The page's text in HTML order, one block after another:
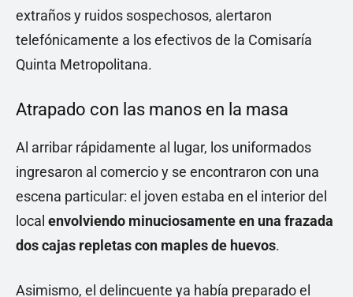
extraños y ruidos sospechosos, alertaron
telefónicamente a los efectivos de la Comisaría
Quinta Metropolitana.
Atrapado con las manos en la masa
Al arribar rápidamente al lugar, los uniformados
ingresaron al comercio y se encontraron con una
escena particular: el joven estaba en el interior del
local envolviendo minuciosamente en una frazada
dos cajas repletas con maples de huevos.
Asimismo, el delincuente ya había preparado el